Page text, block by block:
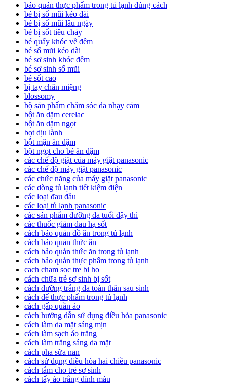
bảo quản thực phẩm trong tủ lạnh đúng cách
bé bị sổ mũi kéo dài
bé bị sổ mũi lâu ngày
bé bị sốt tiêu chảy
bé quấy khóc về đêm
bé sổ mũi kéo dài
bé sơ sinh khóc đêm
bé sơ sinh sổ mũi
bé sốt cao
bị tay chân miệng
blossomy
bộ sản phẩm chăm sóc da nhạy cảm
bột ăn dặm cerelac
bột ăn dặm ngọt
bọt dịu lành
bột mặn ăn dặm
bột ngọt cho bé ăn dặm
các chế độ giặt của máy giặt panasonic
các chế độ máy giặt panasonic
các chức năng của máy giặt panasonic
các dòng tủ lạnh tiết kiệm điện
các loại đau đầu
các loại tủ lạnh panasonic
các sản phẩm dưỡng da tuổi dậy thì
các thuốc giảm đau hạ sốt
cách bảo quản đồ ăn trong tủ lạnh
cách bảo quản thức ăn
cách bảo quản thức ăn trong tủ lạnh
cách bảo quản thực phẩm trong tủ lạnh
cach cham soc tre bi ho
cách chữa trẻ sơ sinh bị sốt
cách dưỡng trắng da toàn thân sau sinh
cách để thực phẩm trong tủ lạnh
cách gấp quần áo
cách hướng dẫn sử dụng điều hòa panasonic
cách làm da mặt sáng mịn
cách làm sạch áo trắng
cách làm trắng sáng da mặt
cách pha sữa nan
cách sử dụng điều hòa hai chiều panasonic
cách tắm cho trẻ sơ sinh
cách tẩy áo trắng dính màu